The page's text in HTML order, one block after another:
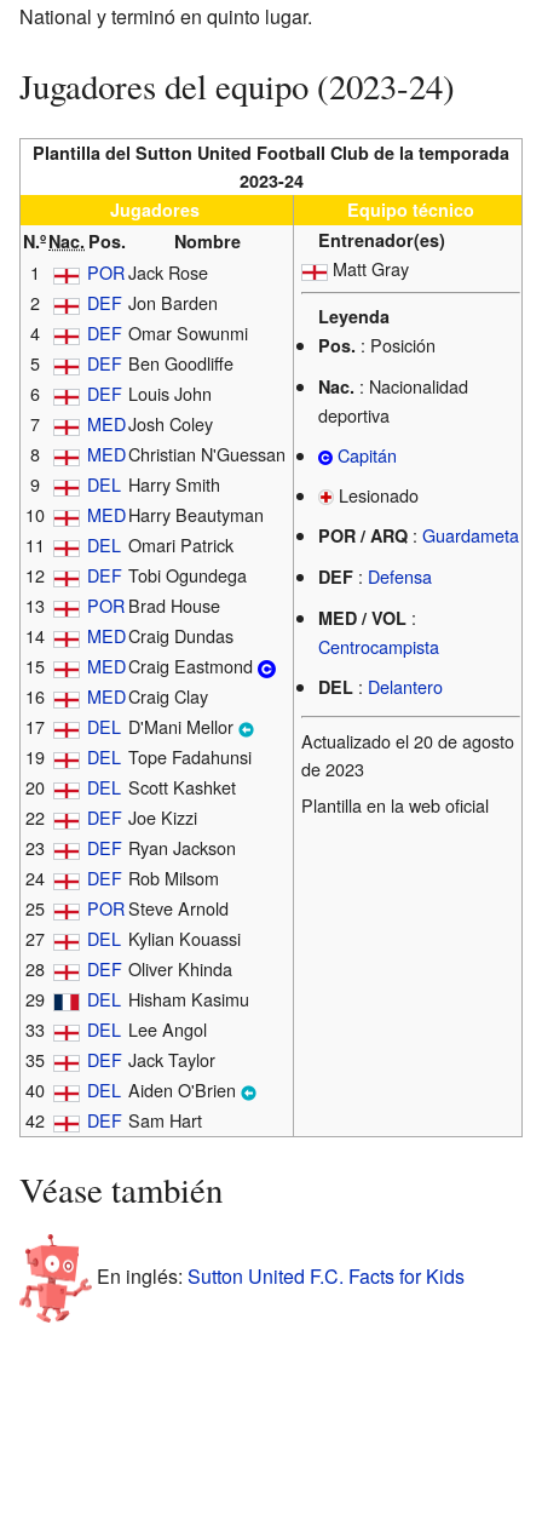
National y terminó en quinto lugar.
Jugadores del equipo (2023-24)
Plantilla del Sutton United Football Club de la temporada
2023-24
Jugadores
Equipo técnico
N.ºNac. Pos. Nombre
1 PORJack Rose
2
DEF Jon Barden
4
DEF Omar Sowunmi
5
DEF Ben Goodliffe
6
DEF Louis John
7
MEDJosh Coley
8
MEDChristian N'Guessan
9
DEL Harry Smith
10
MEDHarry Beautyman
11
DEL Omari Patrick
12
DEF Tobi Ogundega
13
PORBrad House
14
MEDCraig Dundas
15
MEDCraig Eastmond
16
MEDCraig Clay
17
DEL D'Mani Mellor
19
DEL Tope Fadahunsi
20
DEL Scott Kashket
22
DEF Joe Kizzi
23
DEF Ryan Jackson
24
DEF Rob Milsom
25
PORSteve Arnold
27
DEL Kylian Kouassi
28
DEF Oliver Khinda
29
DEL Hisham Kasimu
33
DEL Lee Angol
35
DEF Jack Taylor
40
DEL Aiden O'Brien
42
DEF Sam Hart
Entrenador(es)
Matt Gray
Leyenda
Pos. : Posición
Nac. : Nacionalidad
deportiva
Capitán
Lesionado
POR / ARQ :Guardameta
DEF : Defensa
MED / VOL :
Centrocampista
DEL : Delantero
Actualizado el 20 de agosto
de 2023
Plantilla en la web oficial
Véase también
En inglés: Sutton United F.C. Facts for Kids